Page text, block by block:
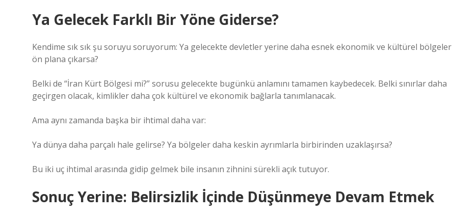
Ya Gelecek Farklı Bir Yöne Giderse?
Kendime sık sık şu soruyu soruyorum: Ya gelecekte devletler yerine daha esnek ekonomik ve kültürel bölgeler
ön plana çıkarsa?
Belki de “İran Kürt Bölgesi mi?” sorusu gelecekte bugünkü anlamını tamamen kaybedecek. Belki sınırlar daha
geçirgen olacak, kimlikler daha çok kültürel ve ekonomik bağlarla tanımlanacak.
Ama aynı zamanda başka bir ihtimal daha var:
Ya dünya daha parçalı hale gelirse? Ya bölgeler daha keskin ayrımlarla birbirinden uzaklaşırsa?
Bu iki uç ihtimal arasında gidip gelmek bile insanın zihnini sürekli açık tutuyor.
Sonuç Yerine: Belirsizlik İçinde Düşünmeye Devam Etmek